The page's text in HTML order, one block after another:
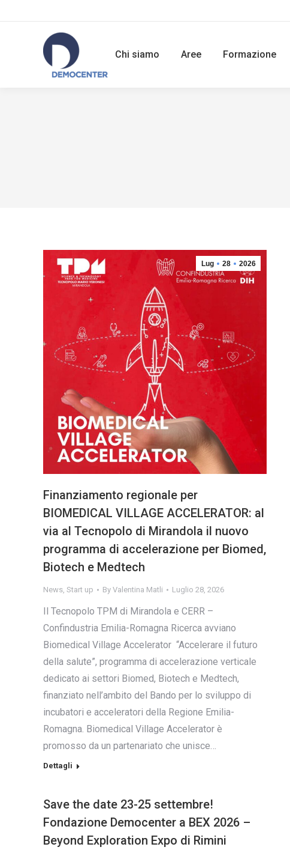
Chi siamo Aree Formazione
Lug 28 2026
Finanziamento regionale per
BIOMEDICAL VILLAGE ACCELERATOR: al
via al Tecnopolo di Mirandola il nuovo
programma di accelerazione per Biomed,
Biotech e Medtech
News, Start up By Valentina Matli Luglio 28, 2026
Il Tecnopolo TPM di Mirandola e CERR –
Confindustria Emilia-Romagna Ricerca avviano
Biomedical Village Accelerator “Accelerare il futuro
della salute”, programma di accelerazione verticale
dedicato ai settori Biomed, Biotech e Medtech,
finanziato nell’ambito del Bando per lo sviluppo di
incubatori e acceleratori della Regione Emilia-
Romagna. Biomedical Village Accelerator è
promosso da un partenariato che unisce…
Dettagli
Save the date 23-25 settembre!
Fondazione Democenter a BEX 2026 –
Beyond Exploration Expo di Rimini